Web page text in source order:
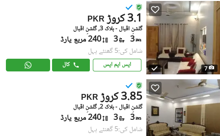
7
PKR 3.1 کروڑ
گلشنِ اقبال - بلاک 3, گلشنِ اقبال
3
3 240 مربع یارڈ
شامل کی:5 گھنٹے پہل
ایس ایم ایس کال
PKR 3.85 کروڑ
گلشنِ اقبال - بلاک 2, گلشنِ اقبال
3
3 240 مربع یارڈ
شامل کی:5 گھنٹے پہل